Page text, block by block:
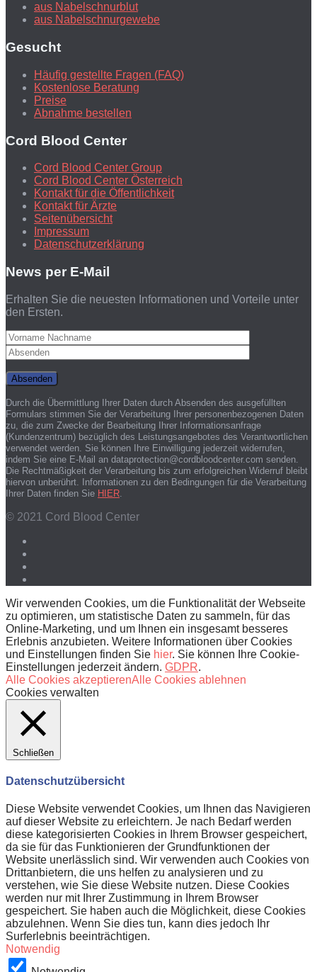
aus Nabelschnurblut
aus Nabelschnurgewebe
Gesucht
Häufig gestellte Fragen (FAQ)
Kostenlose Beratung
Preise
Abnahme bestellen
Cord Blood Center
Cord Blood Center Group
Cord Blood Center Österreich
Kontakt für die Öffentlichkeit
Kontakt für Ärzte
Seitenübersicht
Impressum
Datenschutzerklärung
News per E-Mail
Erhalten Sie die neuesten Informationen und Vorteile unter
den Ersten.
Durch die Übermittlung Ihrer Daten durch Absenden des ausgefüllten
Formulars stimmen Sie der Verarbeitung Ihrer personenbezogenen Daten
zu, die zum Zwecke der Bearbeitung Ihrer Informationsanfrage
(Kundenzentrum) bezüglich des Leistungsangebotes des Verantwortlichen
verwendet werden. Sie können Ihre Einwilligung jederzeit widerrufen,
indem Sie eine E-Mail an dataprotection@cordbloodcenter.com senden.
Die Rechtmäßigkeit der Verarbeitung bis zum erfolgreichen Widerruf bleibt
hiervon unberührt. Informationen zu den Bedingungen für die Verarbeitung
Ihrer Daten finden Sie HIER
© 2021 Cord Blood Center
Wir verwenden Cookies, um die Funktionalität der Webseite
zu optimieren, um statistische Daten zu sammeln, für das
Online-Marketing, und um Ihnen ein insgesamt besseres
Erlebnis anzubieten. Weitere Informationen über Cookies
und Einstellungen finden Sie hier. Sie können Ihre Cookie-
Einstellungen jederzeit ändern. GDPR.
Alle Cookies akzeptierenAlle Cookies ablehnen
Cookies verwalten
Schließen
Datenschutzübersicht
Diese Website verwendet Cookies, um Ihnen das Navigieren
auf dieser Website zu erleichtern. Je nach Bedarf werden
diese kategorisierten Cookies in Ihrem Browser gespeichert,
da sie für das Funktionieren der Grundfunktionen der
Website unerlässlich sind. Wir verwenden auch Cookies von
Drittanbietern, die uns helfen zu analysieren und zu
verstehen, wie Sie diese Website nutzen. Diese Cookies
werden nur mit Ihrer Zustimmung in Ihrem Browser
gespeichert. Sie haben auch die Möglichkeit, diese Cookies
abzulehnen. Wenn Sie dies tun, kann dies jedoch Ihr
Surferlebnis beeinträchtigen.
Notwendig